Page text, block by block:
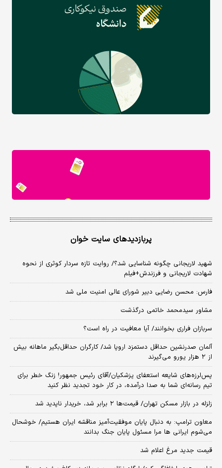
پربازدیدهای سایت خوان
شهید لاریجانی چگونه شناسایی شد؟/ روایت تازه سردار کوثری از نحوه
شهادت لاریجانی و فرزندش+فیلم
فارس: محسن رضایی دبیر شورای عالی امنیت ملی شد
مشاور سیدمحمد خاتمی درگذشت
سربازان فراری بخوانند/ آیا معافیت در راه است؟
آلمان صدرنشین حداقل دستمزد اروپا شد/ کارگران حداقل‌بگیر ماهانه بیش
از ۲ هزار یورو می‌گیرند
پس‌لرزه‌های شایعه استعفای پزشکیان/آقای رئیس جمهور! زنگ خطر برای
تیم رسانه‌ای شما به صدا درآمده، در کار خود تجدید نظر کنید
زلزله در بازار مسکن تهران/ قیمت‌ها ۲ برابر شد، خریدار ناپدید شد
معاون ترامپ: به دنبال پایان موفقیت‌آمیز مناقشه ایران هستیم/ خوشحال
می‌شوم ایرانی ها مرا مسئول پایان جنگ بدانند
قیمت جدید مرغ اعلام شد